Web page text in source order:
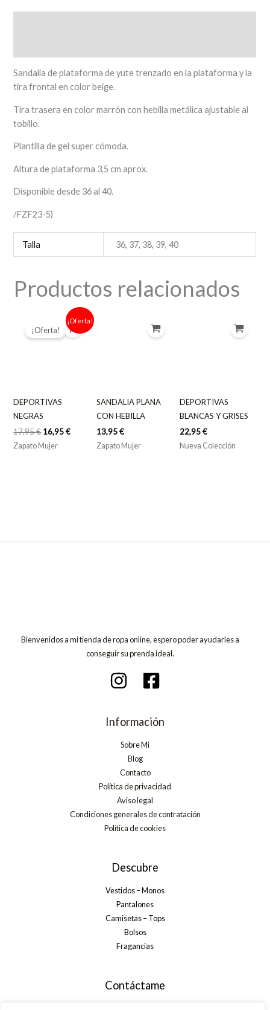
Sandalia de plataforma de yute trenzado en la plataforma y la
tira frontal en color beige.
Tira trasera en color marrón con hebilla metálica ajustable al
tobillo.
Plantilla de gel super cómoda.
Altura de plataforma 3,5 cm aprox.
Disponible desde 36 al 40.
/FZF23-5)
Talla 36, 37, 38, 39, 40
Productos relacionados
¡Oferta!
¡Oferta!
DEPORTIVAS
NEGRAS
17,95€
precio
original
16,95€
precio
actual
Zapato Mujer
SANDALIA PLANA
CON HEBILLA
13,95€
Zapato Mujer
DEPORTIVAS
BLANCAS Y GRISES
22,95€
Nueva Colección
Bienvenidos a mi tienda de ropa online, espero poder ayudarles a
conseguir su prenda ideal.
Información
Sobre Mi
Blog
Contacto
Política de privacidad
Aviso legal
Condiciones generales de contratación
Política de cookies
Descubre
Vestidos – Monos
Pantalones
Camisetas – Tops
Bolsos
Fragancias
Contáctame